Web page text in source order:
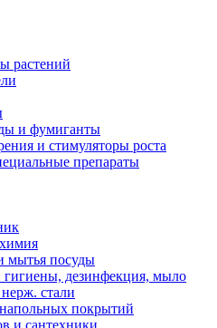
растений
и фумиганты
и стимуляторы роста
препараты
мытья посуды
гигиены, дезинфекция, мыло
стали
покрытий
и сантехники